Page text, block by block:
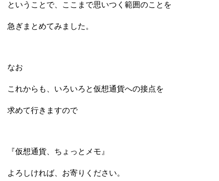
ということで、ここまで思いつく範囲のことを
急ぎまとめてみました。
なお
これからも、いろいろと仮想通貨への接点を
求めて行きますので
『仮想通貨、ちょっとメモ』
よろしければ、お寄りください。